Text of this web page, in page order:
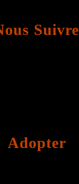
Suivre
Adopter